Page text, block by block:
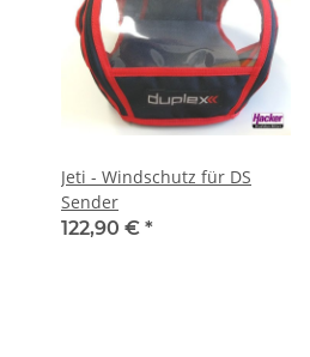
Jeti - Windschutz für DS
Sender
122,90 € *